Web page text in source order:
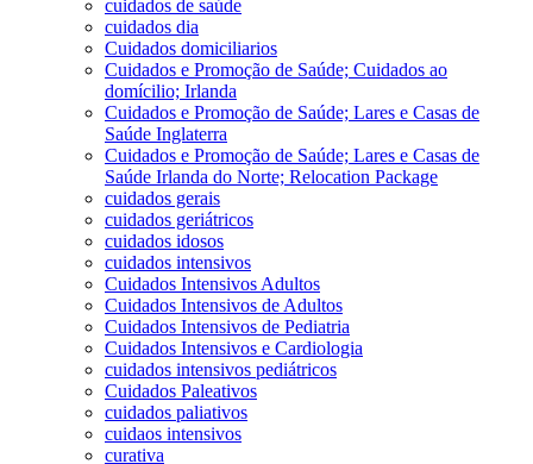
cuidados de saúde
cuidados dia
Cuidados domiciliarios
Cuidados e Promoção de Saúde; Cuidados ao
domícilio; Irlanda
Cuidados e Promoção de Saúde; Lares e Casas de
Saúde Inglaterra
Cuidados e Promoção de Saúde; Lares e Casas de
Saúde Irlanda do Norte; Relocation Package
cuidados gerais
cuidados geriátricos
cuidados idosos
cuidados intensivos
Cuidados Intensivos Adultos
Cuidados Intensivos de Adultos
Cuidados Intensivos de Pediatria
Cuidados Intensivos e Cardiologia
cuidados intensivos pediátricos
Cuidados Paleativos
cuidados paliativos
cuidaos intensivos
curativa